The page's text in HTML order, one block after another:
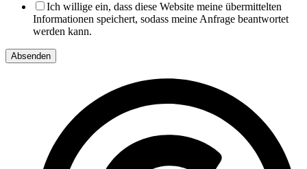
Ich willige ein, dass diese Website meine übermittelten
Informationen speichert, sodass meine Anfrage beantwortet
werden kann.
Absenden